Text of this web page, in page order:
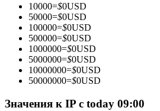
Копирование торговли
Присоединяйтесь к лучшим
10000=$0USD
50000=$0USD
100000=$0USD
500000=$0USD
1000000=$0USD
5000000=$0USD
10000000=$0USD
50000000=$0USD
Значения к IP с today 09:00